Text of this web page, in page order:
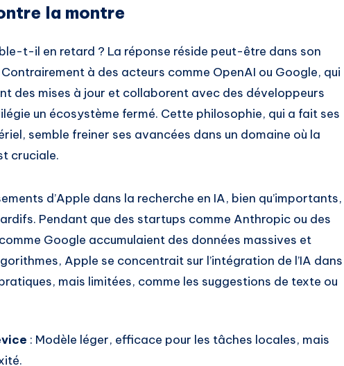
la montre
t-il en retard ? La réponse réside peut-être dans son
à des acteurs comme OpenAI ou Google, qui
des mises à jour et collaborent avec des développeurs
un écosystème fermé. Cette philosophie, qui a fait ses
semble freiner ses avancées dans un domaine où la
cruciale.
d’Apple dans la recherche en IA, bien qu’importants,
Pendant que des startups comme Anthropic ou des
Google accumulaient des données massives et
Apple se concentrait sur l’intégration de l’IA dans
mais limitées, comme les suggestions de texte ou
: Modèle léger, efficace pour les tâches locales, mais